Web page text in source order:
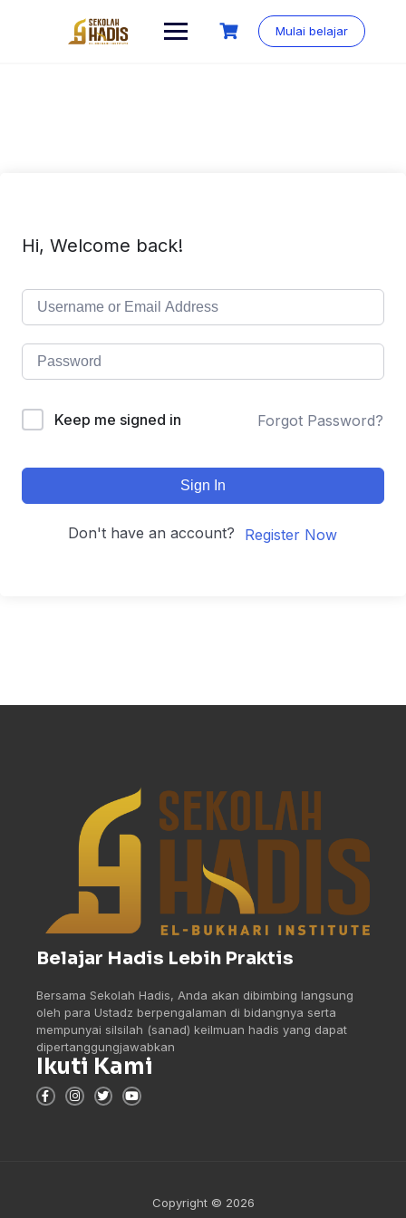
Mulai belajar
Hi, Welcome back!
Keep me signed in Forgot Password?
Sign In
Don't have an account? Register Now
Belajar Hadis Lebih Praktis
Bersama Sekolah Hadis, Anda akan dibimbing langsung
oleh para Ustadz berpengalaman di bidangnya serta
mempunyai silsilah (sanad) keilmuan hadis yang dapat
dipertanggungjawabkan
Ikuti Kami
Copyright © 2026